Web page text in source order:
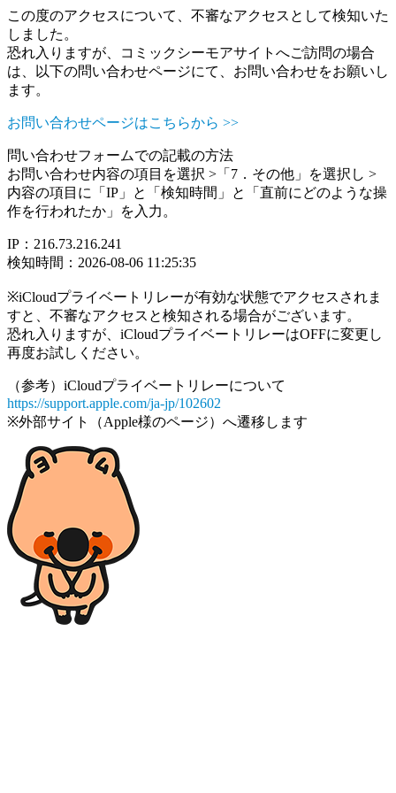
この度のアクセスについて、不審なアクセスとして検知いた
しました。
恐れ入りますが、コミックシーモアサイトへご訪問の場合
は、以下の問い合わせページにて、お問い合わせをお願いし
ます。
お問い合わせページはこちらから >>
問い合わせフォームでの記載の方法
お問い合わせ内容の項目を選択 >「7．その他」を選択し >
内容の項目に「IP」と「検知時間」と「直前にどのような操
作を行われたか」を入力。
IP：216.73.216.241
検知時間：2026-08-06 11:25:35
※iCloudプライベートリレーが有効な状態でアクセスされま
すと、不審なアクセスと検知される場合がございます。
恐れ入りますが、iCloudプライベートリレーはOFFに変更し
再度お試しください。
（参考）iCloudプライベートリレーについて
https://support.apple.com/ja-jp/102602
※外部サイト（Apple様のページ）へ遷移します